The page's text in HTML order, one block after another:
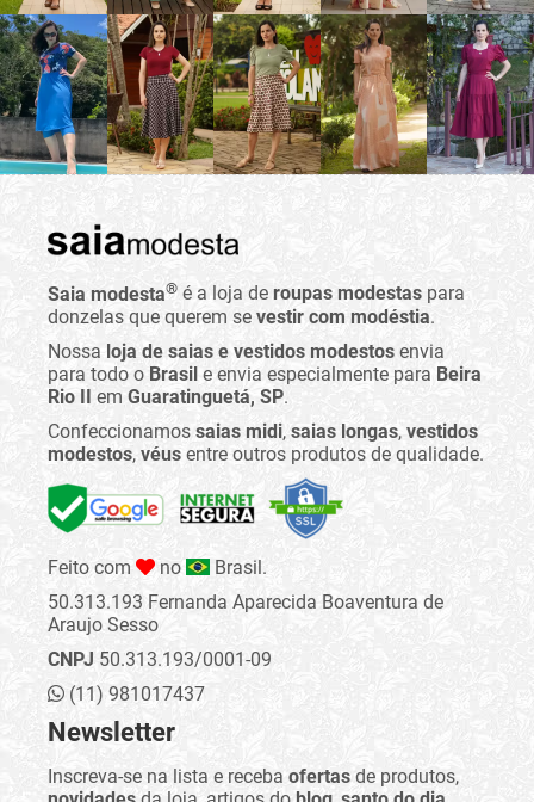
Saia modesta® é a loja de roupas modestas para
donzelas que querem se vestir com modéstia.
Nossa loja de saias e vestidos modestos envia
para todo o Brasil e envia especialmente para Beira
Rio II em Guaratinguetá, SP.
Confeccionamos saias midi, saias longas, vestidos
modestos, véus entre outros produtos de qualidade.
Feito com no
Brasil.
50.313.193 Fernanda Aparecida Boaventura de
Araujo Sesso
CNPJ 50.313.193/0001-09
(11) 981017437
Newsletter
Inscreva-se na lista e receba ofertas de produtos,